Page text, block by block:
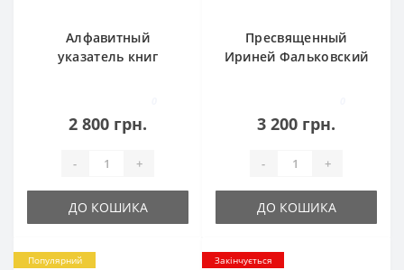
Алфавитный
указатель книг
Университета Св.
году
2 800 грн.
- +
ДО КОШИКА
Пресвященный
Ириней Фальковский
3 200 грн.
- +
ДО КОШИКА
Популярний Закінчується